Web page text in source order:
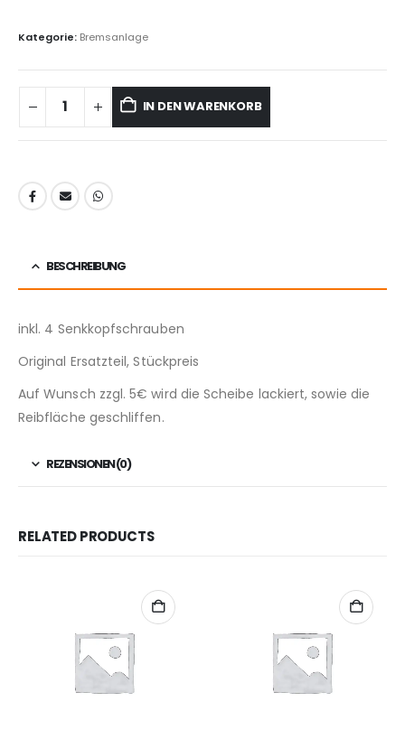
Kategorie: Bremsanlage
IN DEN WARENKORB
BESCHREIBUNG
inkl. 4 Senkkopfschrauben
Original Ersatzteil, Stückpreis
Auf Wunsch zzgl. 5€ wird die Scheibe lackiert, sowie die
Reibfläche geschliffen.
REZENSIONEN (0)
RELATED PRODUCTS